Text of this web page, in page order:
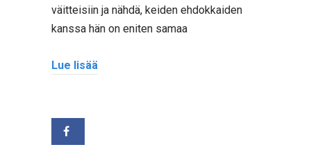
väitteisiin ja nähdä, keiden ehdokkaiden
kanssa hän on eniten samaa
Lue lisää